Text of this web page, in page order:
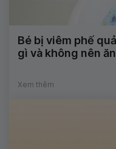
Bé bị viêm phế
gì và không nên
Xem thêm